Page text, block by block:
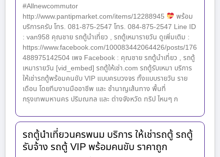
#Allnewcommutor
http://www.pantipmarket.com/items/12288945
พร้อม
บริการครับ โทร. 081-875-2547 โทร. 084-875-2547 Line ID
: van958 คุณชาย รถตู้นำเที่ยว , รถตู้เหมารายวัน ดูเพิ่มเติม :
https://www.facebook.com/100083442064426/posts/176
488975142504 เพจ Facebook : คุณชาย รถตู้นำเที่ยว , รถตู้
เหมารายวัน [vid_embed] รถตู้ให้เช่า.com รถตู้รับเหมา บริการ
ให้เช่ารถตู้พร้อมคนขับ VIP แบบครบวงจร ทั้งแบบรายวัน ราย
เดือน โดยทีมงานมืออาชีพ และ ชำนาญเส้นทาง พื้นที่
กรุงเทพมหานคร ปริมณฑล และ ต่างจังหวัด ทริป ไหนๆ ก
รถตู้นำเที่ยวนครพนม บริการ ให้เช่ารถตู้ รถตู้
รับจ้าง รถตู้ VIP พร้อมคนขับ ราคาถูก